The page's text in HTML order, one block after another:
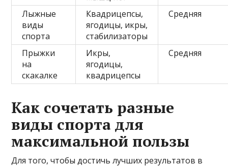
Лыжные
виды
спорта
Квадрицепсы,
ягодицы, икры,
стабилизаторы
Средняя
Прыжки
на
скакалке
Икры,
ягодицы,
квадрицепсы
Средняя
Как сочетать разные
виды спорта для
максимальной пользы
Для того, чтобы достичь лучших результатов в